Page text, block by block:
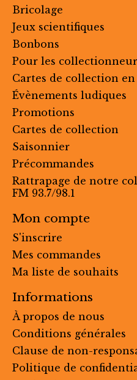
Bricolage
Jeux scientifiques
Bonbons
Pour les
Cartes de collection
Évènements ludiques
Promotions
Cartes de collection
Saisonnier
Précommandes
Rattrapage de notre
FM 93.7/98.1
Mon compte
S'inscrire
Mes commandes
Ma liste de souhaits
Informations
À propos de nous
Conditions générales
Clause de non-
Politique de